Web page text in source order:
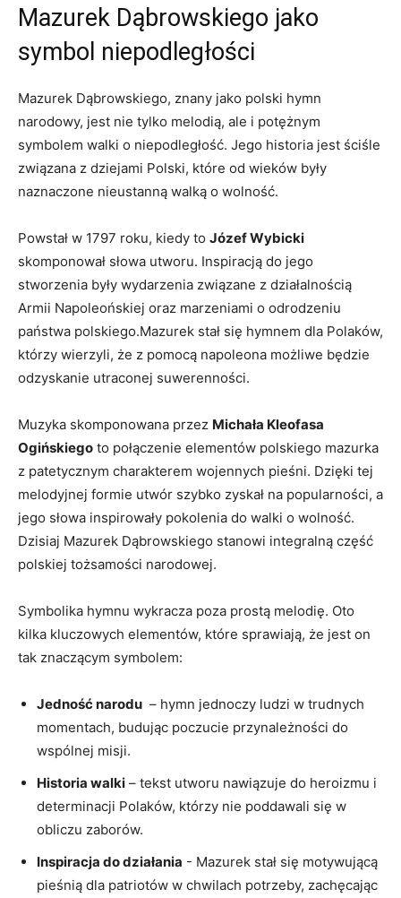
Mazurek Dąbrowskiego jako
symbol‌ niepodległości
Mazurek ​Dąbrowskiego, znany ⁢jako polski hymn⁤
narodowy, jest nie tylko melodią,​ ale ⁤i potężnym
symbolem ⁤walki o niepodległość.⁤ Jego historia jest ściśle
związana ⁣z dziejami‌ Polski, które ‍od wieków⁣ były
‌naznaczone nieustanną walką o wolność.
Powstał ⁣w 1797 roku,​ kiedy to Józef Wybicki
skomponował ⁣słowa utworu. Inspiracją do jego
stworzenia były wydarzenia ⁤związane z działalnością
Armii Napoleońskiej ‌oraz marzeniami o ​odrodzeniu​
państwa polskiego.Mazurek stał się hymnem dla Polaków,
którzy wierzyli, że z pomocą napoleona możliwe będzie‌
odzyskanie utraconej suwerenności.
Muzyka skomponowana przez Michała Kleofasa
⁣Ogińskiego to połączenie elementów ‍polskiego mazurka
z​ patetycznym charakterem wojennych pieśni. Dzięki tej
melodyjnej formie utwór‍ szybko zyskał⁣ na popularności, a
jego słowa inspirowały‌ pokolenia do walki o ⁤wolność.
Dzisiaj Mazurek Dąbrowskiego stanowi integralną część
‌polskiej tożsamości narodowej.
Symbolika hymnu wykracza poza prostą melodię. Oto
kilka kluczowych elementów, które sprawiają, że jest on
tak znaczącym symbolem:
Jedność narodu ⁣ – hymn jednoczy ludzi w trudnych
momentach, ‌budując poczucie przynależności do⁢
wspólnej misji.
Historia​ walki – tekst utworu‌ nawiązuje do heroizmu⁣ i‌
determinacji Polaków, którzy ⁢nie poddawali się w
obliczu zaborów.
Inspiracja do działania -⁣ Mazurek stał się motywującą
pieśnią dla patriotów w ​chwilach potrzeby, zachęcając